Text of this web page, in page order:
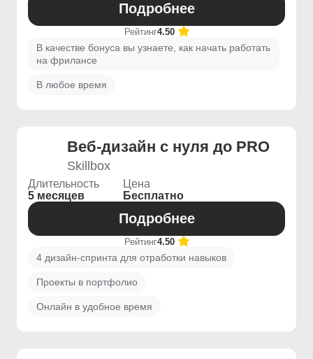
Подробнее
Рейтинг4.50
В качестве бонуса вы узнаете, как начать работать
на фрилансе
В любое время
Веб-дизайн с нуля до PRO
Skillbox
Длительность
5 месяцев
Цена
Бесплатно
Подробнее
Рейтинг4.50
4 дизайн-спринта для отработки навыков
Проекты в портфолио
Онлайн в удобное время